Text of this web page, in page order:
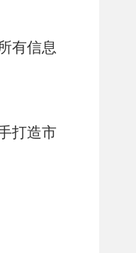
有信息
打造市